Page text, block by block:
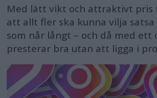
Med lätt vikt och attraktivt pris
att allt fler ska kunna vilja
som når långt – och då med ett
presterar bra utan att ligga i